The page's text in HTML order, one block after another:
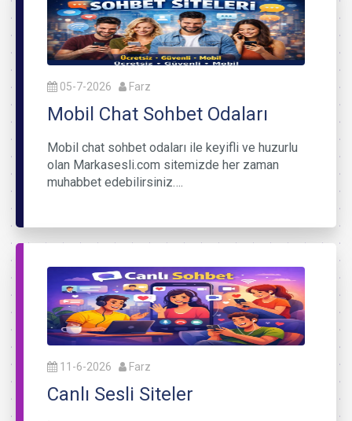
05-7-2026 Farz
Mobil Chat Sohbet Odaları
Mobil chat sohbet odaları ile keyifli ve huzurlu
olan Markasesli.com sitemizde her zaman
muhabbet edebilirsiniz….
11-6-2026 Farz
Canlı Sesli Siteler